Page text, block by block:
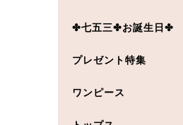
✤七五三✤お誕生日✤
プレゼント特集
ワンピース